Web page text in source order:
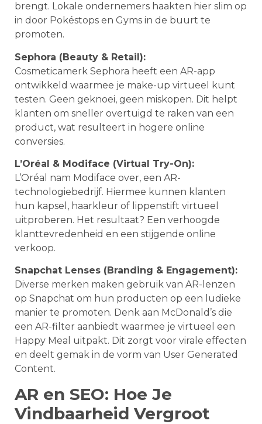
brengt. Lokale ondernemers haakten hier slim op
in door Pokéstops en Gyms in de buurt te
promoten.
Sephora (Beauty & Retail):
Cosmeticamerk Sephora heeft een AR-app
ontwikkeld waarmee je make-up virtueel kunt
testen. Geen geknoei, geen miskopen. Dit helpt
klanten om sneller overtuigd te raken van een
product, wat resulteert in hogere online
conversies.
L’Oréal & Modiface (Virtual Try-On):
L’Oréal nam Modiface over, een AR-
technologiebedrijf. Hiermee kunnen klanten
hun kapsel, haarkleur of lippenstift virtueel
uitproberen. Het resultaat? Een verhoogde
klanttevredenheid en een stijgende online
verkoop.
Snapchat Lenses (Branding & Engagement):
Diverse merken maken gebruik van AR-lenzen
op Snapchat om hun producten op een ludieke
manier te promoten. Denk aan McDonald’s die
een AR-filter aanbiedt waarmee je virtueel een
Happy Meal uitpakt. Dit zorgt voor virale effecten
en deelt gemak in de vorm van User Generated
Content.
AR en SEO: Hoe Je
Vindbaarheid Vergroot